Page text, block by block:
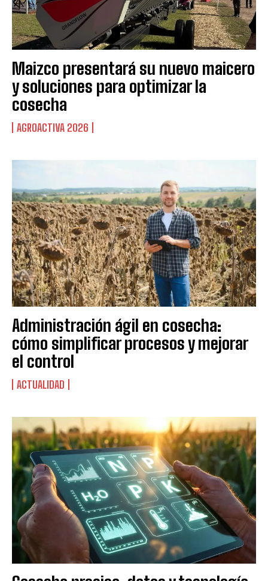
Maizco presentará su nuevo maicero
y soluciones para optimizar la
cosecha
AGROACTIVA 2026
Administración ágil en cosecha:
cómo simplificar procesos y mejorar
el control
ACTUALIDAD